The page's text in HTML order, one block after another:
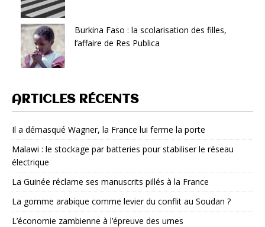
Burkina Faso : la scolarisation des filles,
l’affaire de Res Publica
ARTICLES RÉCENTS
Il a démasqué Wagner, la France lui ferme la porte
Malawi : le stockage par batteries pour stabiliser le réseau
électrique
La Guinée réclame ses manuscrits pillés à la France
La gomme arabique comme levier du conflit au Soudan ?
L’économie zambienne à l’épreuve des urnes